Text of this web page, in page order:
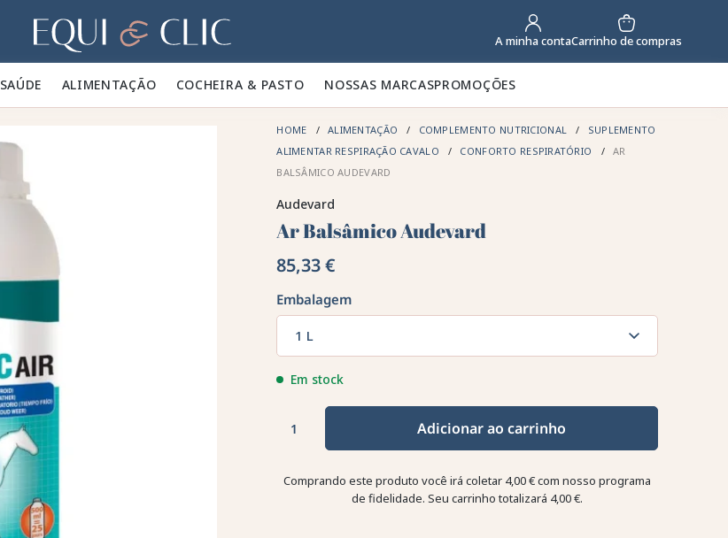
Lar A minha contaCarrinho de compras
SAÚDE ✨ ALIMENTAÇÃO 🥕 COCHEIRA & PASTO 🍃 NOSSAS MARCASPROMOÇÕES
HOME ALIMENTAÇÃO COMPLEMENTO NUTRICIONAL
SUPLEMENTO
ALIMENTAR RESPIRAÇÃO CAVALO
CONFORTO RESPIRATÓRIO
AR
BALSÂMICO AUDEVARD
Audevard
Ar Balsâmico Audevard
85,33 €
Embalagem
1 L
Em stock
Adicionar ao carrinho
Comprando este produto você irá coletar 4,00 €com nosso programa
de fidelidade. Seu carrinho totalizará 4,00 €.